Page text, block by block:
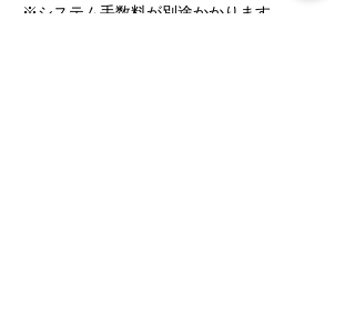
※システム手数料が別途かかります。